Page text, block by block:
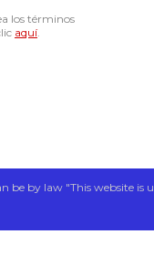
los términos
aquí.
be by law "This website is